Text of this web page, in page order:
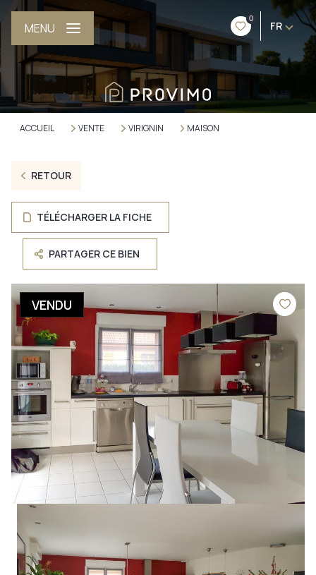
0
FR
MENU
ACCUEIL VENTE VIRIGNIN MAISON
RETOUR
TÉLÉCHARGER LA FICHE
PARTAGER CE BIEN
VENDU